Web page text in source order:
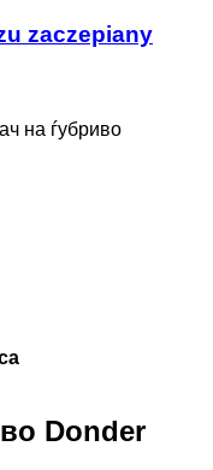
zaczepiany
на ѓубриво
Donder